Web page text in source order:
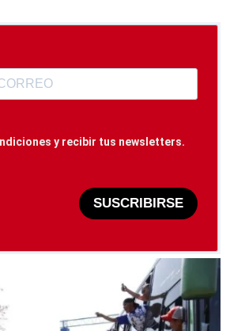
y recibir tus newsletters.
SUSCRIBIRSE